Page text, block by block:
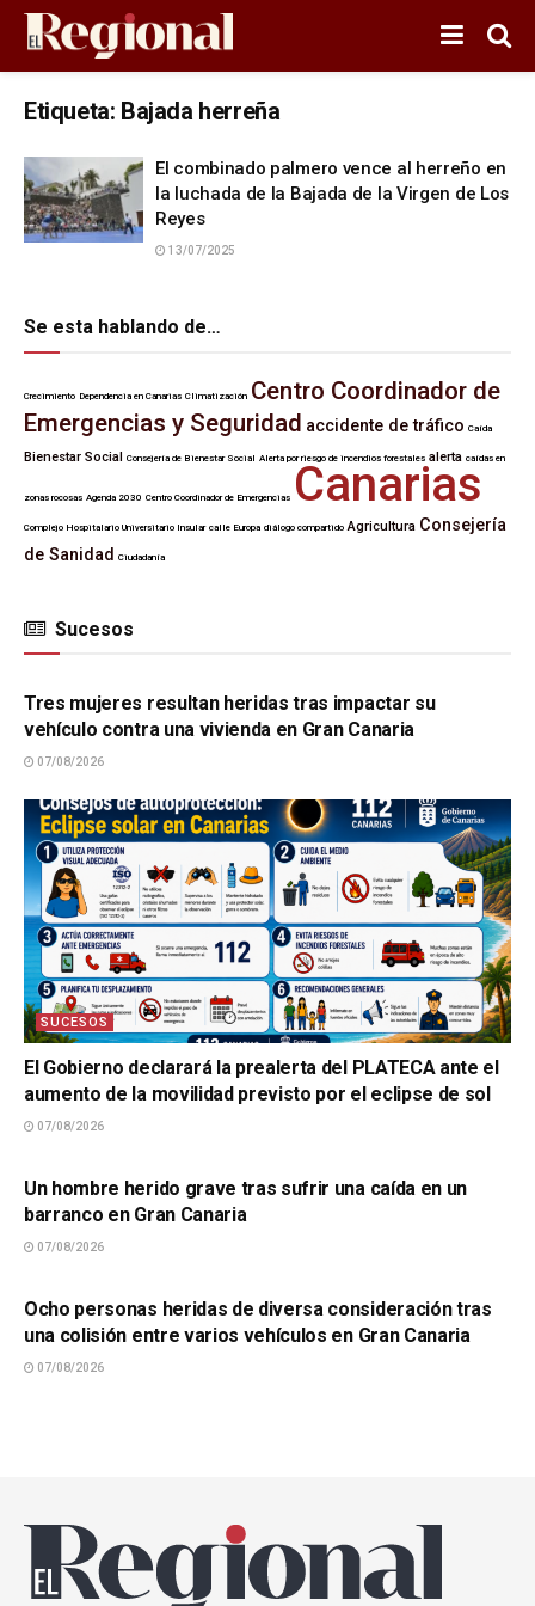
Etiqueta: Bajada herreña
El combinado palmero vence al herreño en
la luchada de la Bajada de la Virgen de Los
Reyes
13/07/2025
Se esta hablando de…
Crecimiento Dependencia en Canarias Climatización Centro Coordinador de
Emergencias y Seguridad accidente de tráfico Caída
Bienestar Social Consejería de Bienestar Social Alerta por riesgo de incendios forestales alerta caídas en
zonas rocosas Agenda 2030 Centro Coordinador de Emergencias Canarias
Complejo Hospitalario Universitario Insular calle Europa diálogo compartido Agricultura Consejería
de Sanidad Ciudadanía
Sucesos
SUCESOS
Tres mujeres resultan heridas tras impactar su
vehículo contra una vivienda en Gran Canaria
07/08/2026
SUCESOS
El Gobierno declarará la prealerta del PLATECA ante el
aumento de la movilidad previsto por el eclipse de sol
07/08/2026
Un hombre herido grave tras sufrir una caída en un
barranco en Gran Canaria
07/08/2026
Ocho personas heridas de diversa consideración tras
una colisión entre varios vehículos en Gran Canaria
07/08/2026